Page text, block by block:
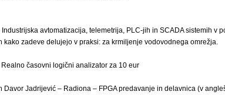
avtomatizacija, telemetrija, PLC-jih in SCADA sistemih v
kako zadeve delujejo v praksi: za krmiljenje vodovodnega omrežja.
časovni logični analizator za 10 eur
Davor Jadrijević – Radiona – FPGA predavanje in delavnica (v